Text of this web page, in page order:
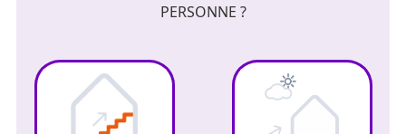
PERSONNE ?